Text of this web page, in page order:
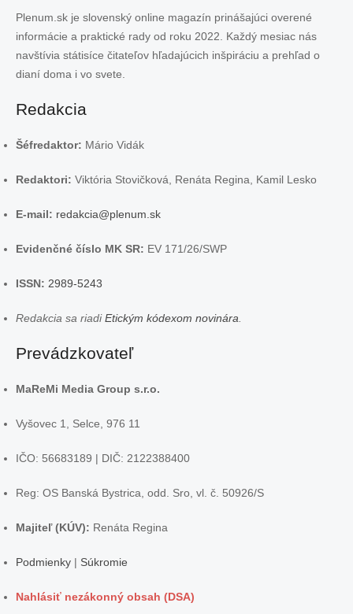
Plenum.sk je slovenský online magazín prinášajúci overené
informácie a praktické rady od roku 2022. Každý mesiac nás
navštívia státisíce čitateľov hľadajúcich inšpiráciu a prehľad o
dianí doma i vo svete.
Redakcia
Šéfredaktor: Mário Vidák
Redaktori: Viktória Stovičková, Renáta Regina, Kamil Lesko
E-mail: redakcia@plenum.sk
Evidenčné číslo MK SR: EV 171/26/SWP
ISSN: 2989-5243
Redakcia sa riadiEtickým kódexom novinára.
Prevádzkovateľ
MaReMi Media Group s.r.o.
Vyšovec 1, Selce, 976 11
IČO: 56683189 | DIČ: 2122388400
Reg: OS Banská Bystrica, odd. Sro, vl. č. 50926/S
Majiteľ (KÚV): Renáta Regina
Podmienky | Súkromie
Nahlásiť nezákonný obsah (DSA)